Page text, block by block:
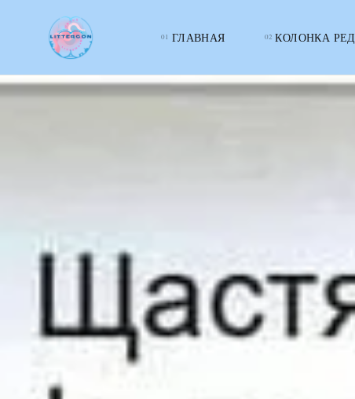
LITTERcon
ГЛАВНАЯ КОЛОНКА